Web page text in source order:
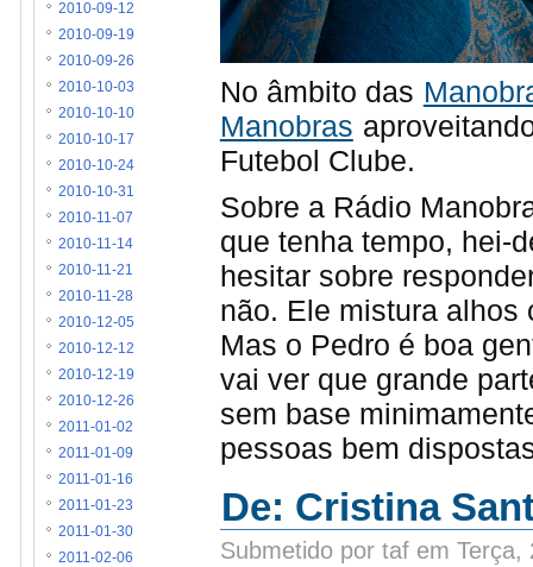
No âmbito das
Manobras
Futebol Clube.
Sobre a Rádio
que tenha tempo, hei-
hesitar sobre
não. Ele mistura alhos
Mas o Pedro é boa
vai ver que grande
sem base
pessoas bem
De: Cristina
Submetido por taf em Terça,
2010-09-12
2010-09-19
2010-09-26
2010-10-03
2010-10-10
2010-10-17
2010-10-24
2010-10-31
2010-11-07
2010-11-14
2010-11-21
2010-11-28
2010-12-05
2010-12-12
2010-12-19
2010-12-26
2011-01-02
2011-01-09
2011-01-16
2011-01-23
2011-01-30
2011-02-06